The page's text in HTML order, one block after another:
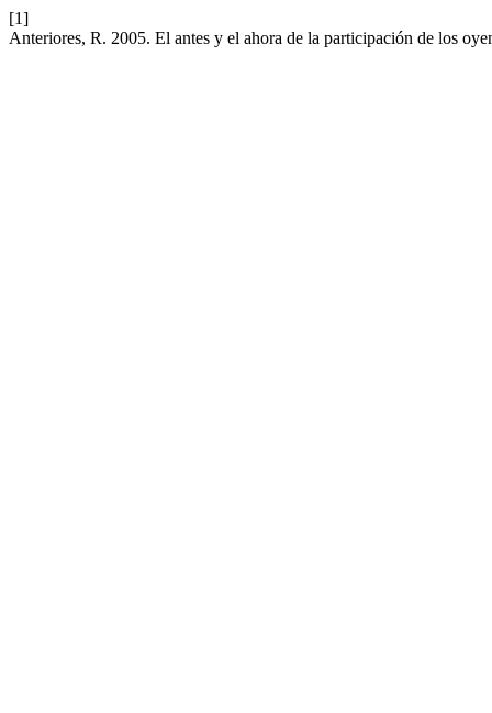
[1]
Anteriores, R. 2005. El antes y el ahora de la participación de los